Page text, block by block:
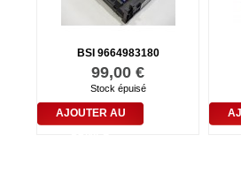
BSI 9664983180
99,00 €
Stock épuisé
AJOUTER AU